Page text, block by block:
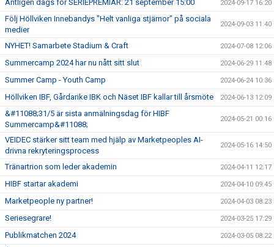
Äntligen dags för SERIEPREMIÄR: 21 september 15:00 2024-09-17 16:20
Följ Höllviken Innebandys "Helt vanliga stjärnor" på sociala
medier
2024-09-03 11:40
NYHET! Samarbete Stadium & Craft 2024-07-08 12:06
Summercamp 2024 har nu nått sitt slut 2024-06-29 11:48
Summer Camp - Youth Camp 2024-06-24 10:36
Höllviken IBF, Gårdarike IBK och Näset IBF kallar till årsmöte 2024-06-13 12:09
&#11088;31/5 är sista anmälningsdag för HIBF
Summercamp&#11088;
2024-05-21 00:16
VEIDEC stärker sitt team med hjälp av Marketpeoples AI-
drivna rekryteringsprocess
2024-05-16 14:50
Tränartrion som leder akademin 2024-04-11 12:17
HIBF startar akademi 2024-04-10 09:45
Marketpeople ny partner! 2024-04-03 08:23
Seriesegrare! 2024-03-25 17:29
Publikmatchen 2024 2024-03-05 08:22